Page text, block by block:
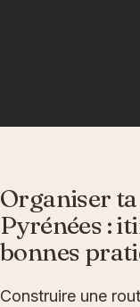
Organiser
Pyrénées :
bonnes
Construire une